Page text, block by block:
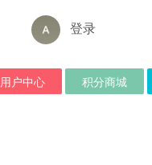
登录
用户中心 积分商城